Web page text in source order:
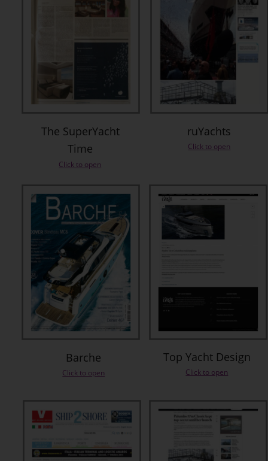
The SuperYacht
Time
Click to open
ruYachts
Click to open
Barche
Click to open
Top Yacht Design
Click to open